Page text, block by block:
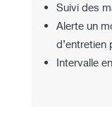
Suivi des
Alerte un
d’entretien
Intervalle